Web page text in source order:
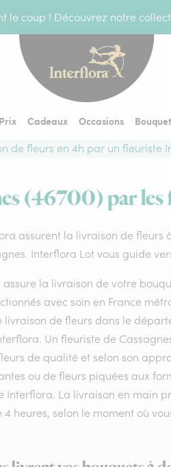
le coup ! Découvrez notre
Cadeaux Occasions
de fleurs en 4h par un fleuriste
(46700) par
assurent la livraison de
Interflora Lot vous guide
la livraison de votre
avec soin en France
livraison de fleurs dans le
Un fleuriste de
de qualité et selon son
ou de fleurs piquées aux
Interflora. La livraison en main
4 heures, selon le moment où